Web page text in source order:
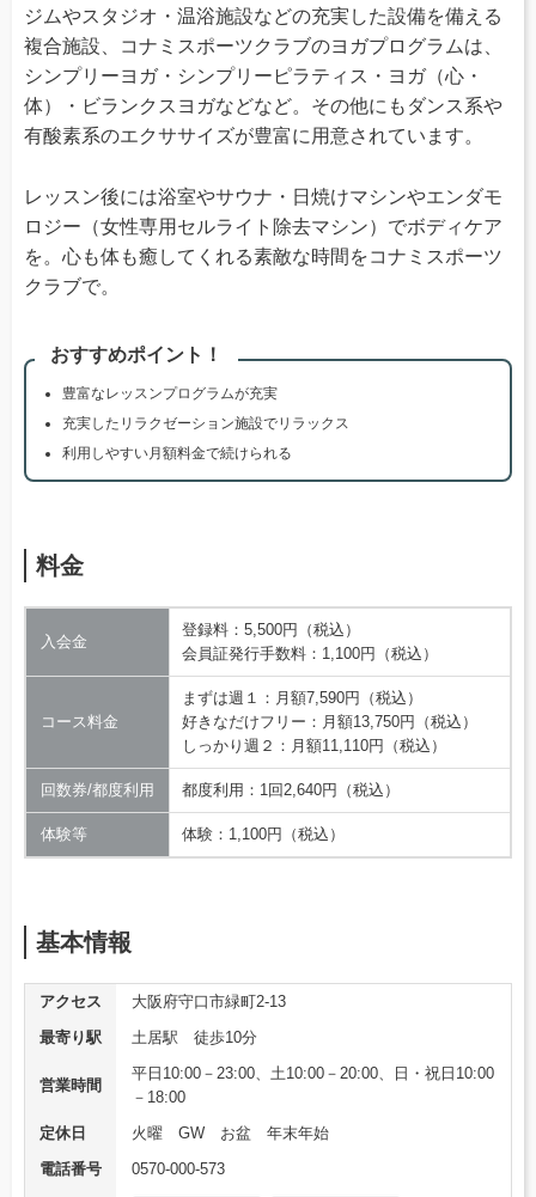
ジムやスタジオ・温浴施設などの充実した設備を備える
複合施設、コナミスポーツクラブのヨガプログラムは、
シンプリーヨガ・シンプリーピラティス・ヨガ（心・
体）・ビランクスヨガなどなど。その他にもダンス系や
有酸素系のエクササイズが豊富に用意されています。
レッスン後には浴室やサウナ・日焼けマシンやエンダモ
ロジー（女性専用セルライト除去マシン）でボディケア
を。心も体も癒してくれる素敵な時間をコナミスポーツ
クラブで。
おすすめポイント！
豊富なレッスンプログラムが充実
充実したリラクゼーション施設でリラックス
利用しやすい月額料金で続けられる
料金
入会金
登録料：5,500円（税込）
会員証発行手数料：1,100円（税込）
コース料金
まずは週１：月額7,590円（税込）
好きなだけフリー：月額13,750円（税込）
しっかり週２：月額11,110円（税込）
回数券/都度利用 都度利用：1回2,640円（税込）
体験等 体験：1,100円（税込）
基本情報
アクセス
大阪府守口市緑町2-13
最寄り駅
土居駅 徒歩10分
営業時間
平日10:00－23:00、土10:00－20:00、日・祝日10:00
－18:00
定休日
火曜 GW お盆 年末年始
電話番号
0570-000-573